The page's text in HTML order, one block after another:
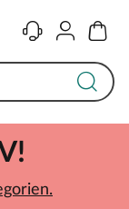
KontaktKonto